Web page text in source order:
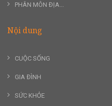
PHÂN MÔN ĐỊA...
Nội dung
CUỘC SỐNG
GIA ĐÌNH
SỨC KHỎE